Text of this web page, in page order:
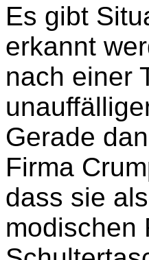
Es gibt
erkannt
nach einer
Gerade
Firma
dass sie
modischen